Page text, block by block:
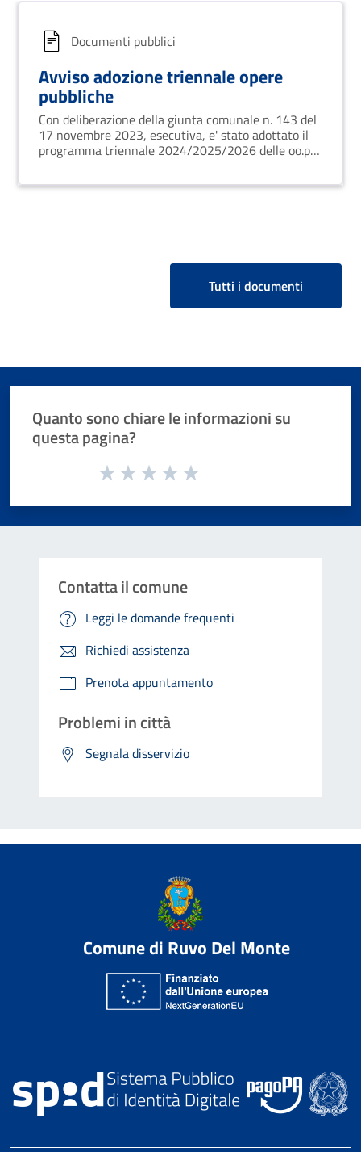
Documenti pubblici
Avviso adozione triennale opere
pubbliche
Con deliberazione della giunta comunale n. 143 del
17 novembre 2023, esecutiva, e' stato adottato il
programma triennale 2024/2025/2026 delle oo.pp.
Tutti i documenti
Quanto sono chiare le informazioni su
questa pagina?
Valuta da 1 a 5 stelle la pagina
Contatta il comune
Leggi le domande frequenti
Richiedi assistenza
Prenota appuntamento
Problemi in città
Segnala disservizio
Comune di Ruvo Del Monte